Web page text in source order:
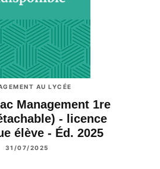
AU LYCÉE
Management 1re
- licence
élève - Éd. 2025
31/07/2025